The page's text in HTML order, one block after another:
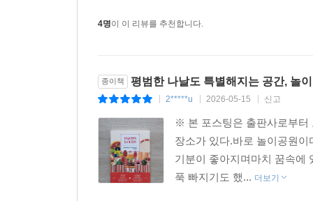
4명이 이 리뷰를 추천합니다.
종이책 평범한 나날도 특별해지는 공간, 놀
2*****u 2026-05-15 신고
※ 본 포스팅은 출판사로부터
장소가 있다.바로 놀이공원
기분이 좋아지며마치 꿈속에
푹 빠지기도 했... 더보기